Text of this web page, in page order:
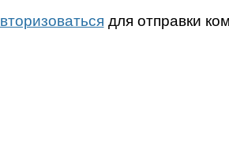
для отправки